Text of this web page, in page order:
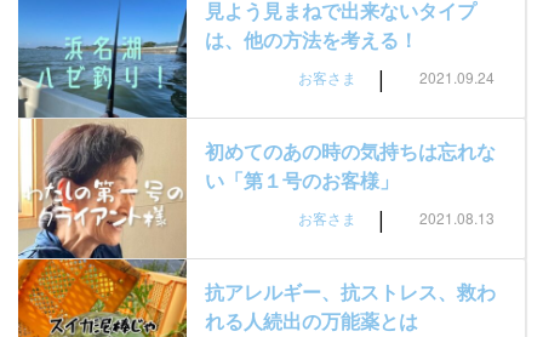
見よう見まねで出来ないタイプ
は、他の方法を考える！
お客さま | 2021.09.24
初めてのあの時の気持ちは忘れな
い「第１号のお客様」
お客さま | 2021.08.13
抗アレルギー、抗ストレス、救わ
れる人続出の万能薬とは